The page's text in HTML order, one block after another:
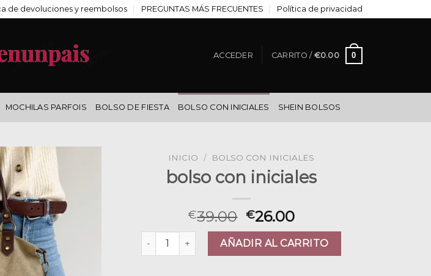
de devoluciones y reembolsos PREGUNTAS MÁS FRECUENTES Política de privacidad
ACCEDER CARRITO / €0.00 0
MOCHILAS PARFOIS BOLSO DE FIESTA BOLSO CON INICIALES SHEIN BOLSOS
INICIO / BOLSO CON INICIALES
bolso con iniciales
€39.00 €26.00
bolso con iniciales cantidadAÑADIR AL CARRITO